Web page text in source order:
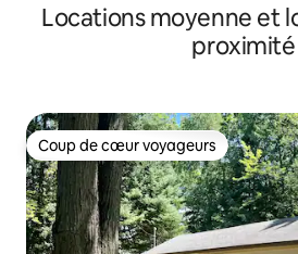
Locations moyenne et
proximité
Coup de cœur voyageurs
Coup de cœur voyageurs